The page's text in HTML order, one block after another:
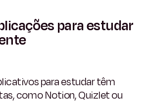
para estudar
para estudar têm
como Notion, Quizlet ou